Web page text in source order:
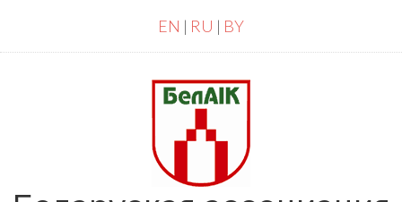
EN | RU | BY